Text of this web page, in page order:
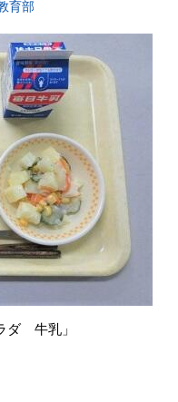
育部
ダ 牛乳」